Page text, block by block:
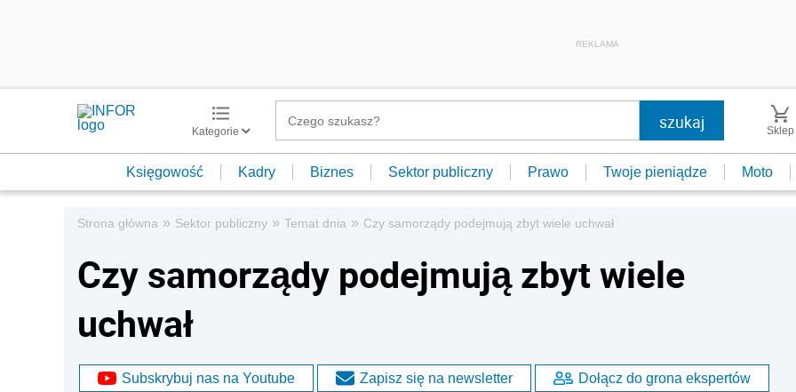
REKLAMA
Kategorie Sklep
Księgowość Kadry Biznes Sektor publiczny Prawo Twoje pieniądze Moto
Strona główna » Sektor publiczny » Temat dnia » Czy samorządy podejmują zbyt wiele uchwał
Czy samorządy podejmują zbyt wiele
uchwał
Subskrybuj nas na Youtube Zapisz się na newsletter Dołącz do grona ekspertów